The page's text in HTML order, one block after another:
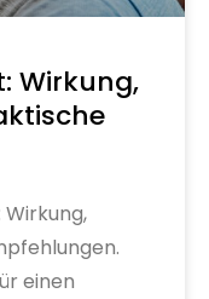
Wirkung,
einen